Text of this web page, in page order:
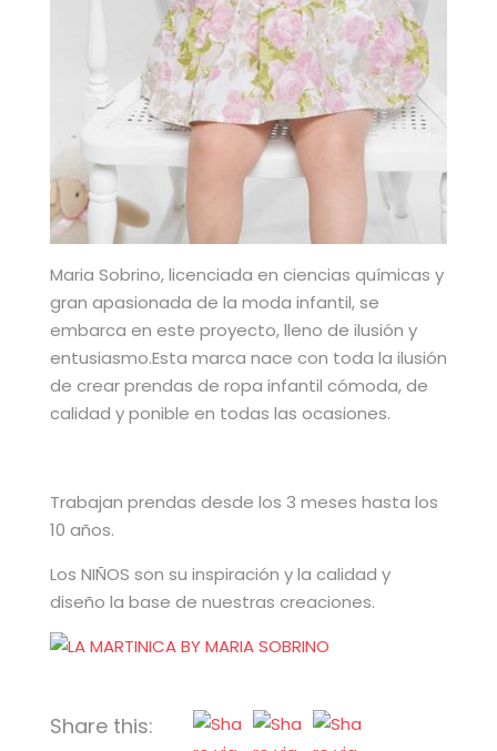
Maria Sobrino, licenciada en ciencias químicas y
gran apasionada de la moda infantil, se
embarca en este proyecto, lleno de ilusión y
entusiasmo.Esta marca nace con toda la ilusión
de crear prendas de ropa infantil cómoda, de
calidad y ponible en todas las ocasiones.
Trabajan prendas desde los 3 meses hasta los
10 años.
Los NIÑOS son su inspiración y la calidad y
diseño la base de nuestras creaciones.
Share this: